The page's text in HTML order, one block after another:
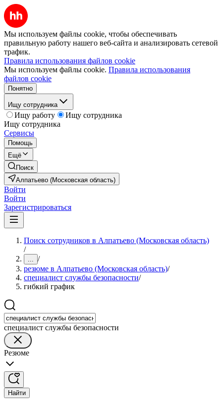
Мы используем файлы cookie, чтобы обеспечивать
правильную работу нашего веб-сайта и анализировать сетевой
трафик.
Правила использования файлов cookie
Мы используем файлы cookie. Правила использования
файлов cookie
Понятно
Ищу сотрудника
Ищу работу
Ищу сотрудника
Ищу сотрудника
Сервисы
Помощь
Ещё
Поиск
Алпатьево (Московская область)
Войти
Войти
Зарегистрироваться
Поиск сотрудников в Алпатьево (Московская область)
/
... /
резюме в Алпатьево (Московская область)/
специалист службы безопасности/
гибкий график
специалист службы безопасности
Резюме
Найти